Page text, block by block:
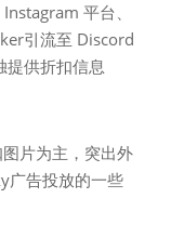
平台、
引流至 Discord
提供折扣信息
片为主，突出外
广告投放的一些